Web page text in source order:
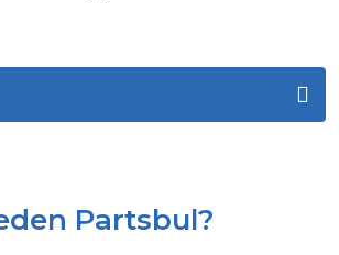
Partsbul?